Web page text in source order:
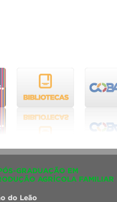
GRADUAÇÃO EM
AGRÍCOLA FAMILIAR
do Leão